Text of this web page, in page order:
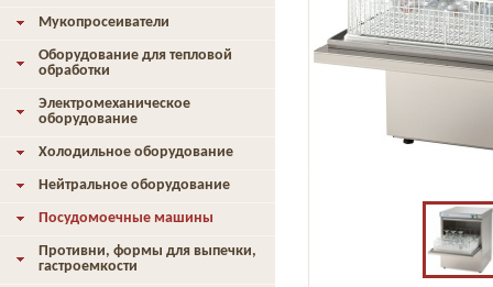
Мукопросеиватели
Оборудование для тепловой
обработки
Электромеханическое
оборудование
Холодильное оборудование
Нейтральное оборудование
Посудомоечные машины
Противни, формы для выпечки,
гастроемкости